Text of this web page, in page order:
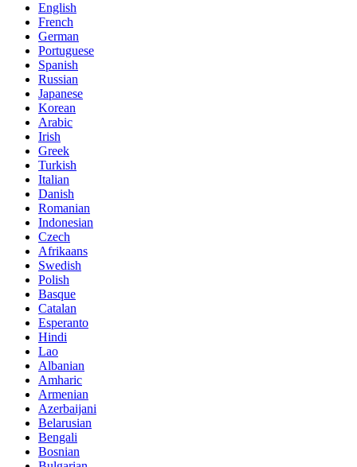
English
French
German
Portuguese
Spanish
Russian
Japanese
Korean
Arabic
Irish
Greek
Turkish
Italian
Danish
Romanian
Indonesian
Czech
Afrikaans
Swedish
Polish
Basque
Catalan
Esperanto
Hindi
Lao
Albanian
Amharic
Armenian
Azerbaijani
Belarusian
Bengali
Bosnian